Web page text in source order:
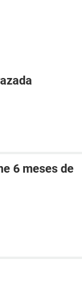
6 meses de